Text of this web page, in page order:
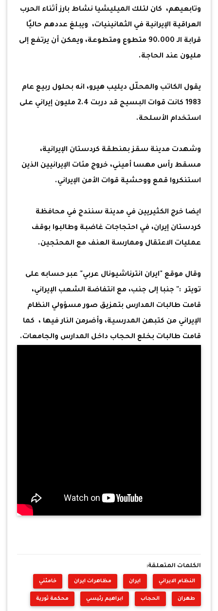
وتابعيهم، كان لتلك الميليشيا نشاط بارز أثناء الحرب
العراقية الإيرانية في الثمانينيات، ويبلغ عددهم حاليًا
قرابة الـ 90.000 متطوع ومتطوعة، ويمكن أن يرتفع إلى
مليون عند الحاجة.
يقول الكاتب والمحلّل ديليب هيرو، انه بحلول ربيع عام
1983 كانت قوات البسيج قد دربت 2.4 مليون إيراني على
استخدام الأسلحة.
وشهدت مدينة سقز بمنطقة كردستان الإيرانية،
مسقط رأس مهسا أميني، خروج مئات الإيرانيين الذين
استنكروا قمع ووحشية قوات الأمن الإيراني.
ايضا خرج الكثيريين في مدينة سنندج في محافظة
كردستان إيران، في احتجاجات غاضبة وطالبوا بوقف
عمليات الاعتقال وممارسة العنف مع المحتجين.
وقال موقع "ايران انترناشيونال عربي" عبر حسابه على
تويتر :" جنبا إلى جنب، مع انتفاضة الشعب الإيراني،
قامت طالبات المدارس بتمزيق صور مسؤولي النظام
الإيراني من كتبهن المدرسية، وأضرمن النار فيها ، كما
قامت طالبات بخلع الحجاب داخل المدارس والجامعات.
الكلمات المتعلقة:
النظام الايراني ايران مظاهرات ايران خامئني
طهران الحجاب ابراهيم رئيسي محكمة ثورية